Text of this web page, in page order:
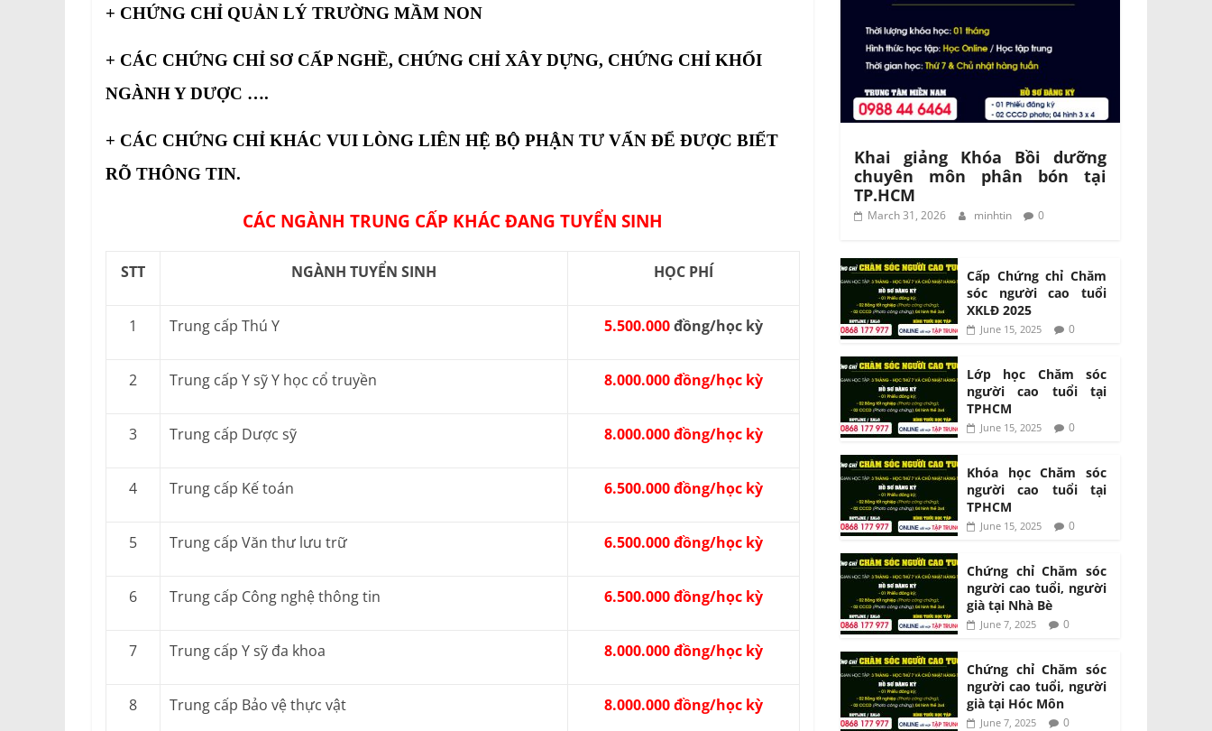
+ CHỨNG CHỈ QUẢN LÝ TRƯỜNG MẦM NON
+ CÁC CHỨNG CHỈ SƠ CẤP NGHỀ, CHỨNG CHỈ XÂY DỰNG, CHỨNG CHỈ KHỐI
NGÀNH Y DƯỢC ….
+ CÁC CHỨNG CHỈ KHÁC VUI LÒNG LIÊN HỆ BỘ PHẬN TƯ VẤN ĐỂ ĐƯỢC BIẾT
RÕ THÔNG TIN.
CÁC NGÀNH TRUNG CẤP KHÁC ĐANG TUYỂN SINH
STT NGÀNH TUYỂN SINH HỌC PHÍ
1 Trung cấp Thú Y 5.500.000đồng/học kỳ
2 Trung cấp Y sỹ Y học cổ truyền 8.000.000 đồng/học kỳ
3 Trung cấp Dược sỹ 8.000.000 đồng/học kỳ
4 Trung cấp Kế toán 6.500.000 đồng/học kỳ
5 Trung cấp Văn thư lưu trữ 6.500.000 đồng/học kỳ
6 Trung cấp Công nghệ thông tin 6.500.000 đồng/học kỳ
7 Trung cấp Y sỹ đa khoa 8.000.000 đồng/học kỳ
8 Trung cấp Bảo vệ thực vật 8.000.000 đồng/học kỳ
Khai giảng Khóa Bồi dưỡng
chuyên môn phân bón tại
TP.HCM
March 31, 2026 minhtin 0
Cấp Chứng chỉ Chăm
sóc người cao tuổi
XKLĐ 2025
June 15, 2025 0
Lớp học Chăm sóc
người cao tuổi tại
TPHCM
June 15, 2025 0
Khóa học Chăm sóc
người cao tuổi tại
TPHCM
June 15, 2025 0
Chứng chỉ Chăm sóc
người cao tuổi, người
già tại Nhà Bè
June 7, 2025 0
Chứng chỉ Chăm sóc
người cao tuổi, người
già tại Hóc Môn
June 7, 2025 0